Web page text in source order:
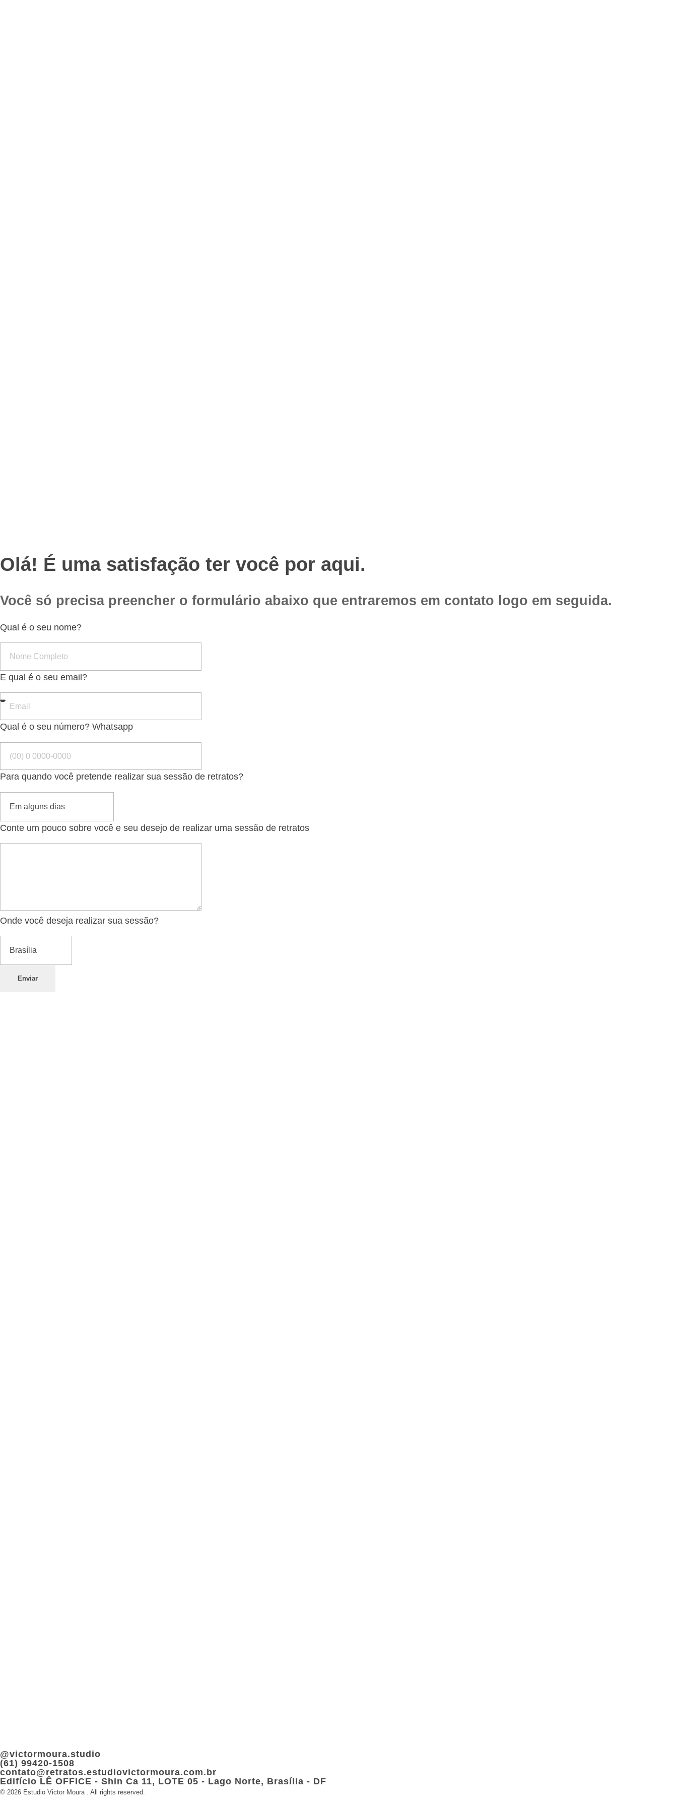
Olá! É uma satisfação ter você por aqui.
Você só precisa preencher o formulário abaixo que entraremos em contato logo em seguida.
Qual é o seu nome?
E qual é o seu email?
Qual é o seu número? Whatsapp
Para quando você pretende realizar sua sessão de retratos?
Conte um pouco sobre você e seu desejo de realizar uma sessão de retratos
Onde você deseja realizar sua sessão?
Enviar
@victormoura.studio
(61) 99420-1508
contato@retratos.estudiovictormoura.com.br
Edifício LÊ OFFICE - Shin Ca 11, LOTE 05 - Lago Norte, Brasília - DF
© 2026 Estudio Victor Moura . All rights reserved.